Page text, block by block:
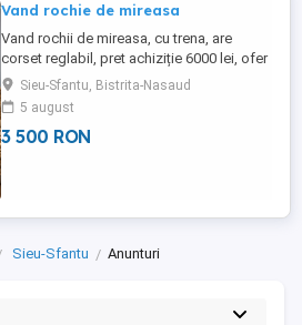
Vand rochie de mireasa
Vand rochii de mireasa, cu trena, are
corset reglabil, pret achiziție 6000 lei, ofer
cadou cerc si voal lung, mai multe detalii
in privat, prețul este ușor negociabil
Sieu-Sfantu, Bistrita-Nasaud
5 august
3 500 RON
Sieu-Sfantu Anunturi